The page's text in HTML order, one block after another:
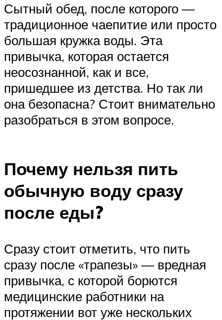
Сытный обед, после которого —
традиционное чаепитие или просто
большая кружка воды. Эта
привычка, которая остается
неосознанной, как и все,
пришедшее из детства. Но так ли
она безопасна? Стоит внимательно
разобраться в этом вопросе.
Почему нельзя пить
обычную воду сразу
после еды?
Сразу стоит отметить, что пить
сразу после «трапезы» — вредная
привычка, с которой борются
медицинские работники на
протяжении вот уже нескольких